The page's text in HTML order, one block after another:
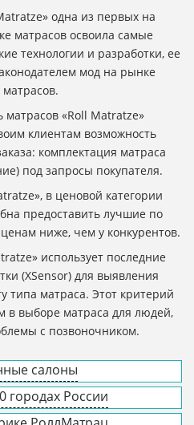
одна из первых на
матрасов освоила самые
технологии и разработки, ее
мод на рынке
матрасов.
матрасов «Roll Matratze»
клиентам возможность
комплектация матраса
под запросы покупателя.
в ценовой категории
предоставить лучшие по
ниже, чем у конкурентов.
использует последние
(XSensor) для выявления
типа матраса. Этот критерий
выборе матраса для людей,
с позвоночником.
салоны
городах России